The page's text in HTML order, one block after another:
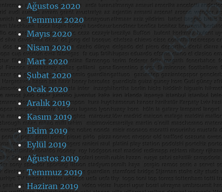
Ağustos 2020
Temmuz 2020
Mayıs 2020
Nisan 2020
Mart 2020
Şubat 2020
Ocak 2020
Aralık 2019
Kasım 2019
Ekim 2019
Eylül 2019
Ağustos 2019
Temmuz 2019
Haziran 2019